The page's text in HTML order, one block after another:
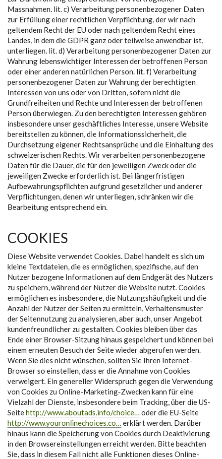
Massnahmen. lit. c) Verarbeitung personenbezogener Daten
zur Erfüllung einer rechtlichen Verpflichtung, der wir nach
geltendem Recht der EU oder nach geltendem Recht eines
Landes, in dem die GDPR ganz oder teilweise anwendbar ist,
unterliegen. lit. d) Verarbeitung personenbezogener Daten zur
Wahrung lebenswichtiger Interessen der betroffenen Person
oder einer anderen natürlichen Person. lit. f) Verarbeitung
personenbezogener Daten zur Wahrung der berechtigten
Interessen von uns oder von Dritten, sofern nicht die
Grundfreiheiten und Rechte und Interessen der betroffenen
Person überwiegen. Zu den berechtigten Interessen gehören
insbesondere unser geschäftliches Interesse, unsere Website
bereitstellen zu können, die Informationssicherheit, die
Durchsetzung eigener Rechtsansprüche und die Einhaltung des
schweizerischen Rechts. Wir verarbeiten personenbezogene
Daten für die Dauer, die für den jeweiligen Zweck oder die
jeweiligen Zwecke erforderlich ist. Bei längerfristigen
Aufbewahrungspflichten aufgrund gesetzlicher und anderer
Verpflichtungen, denen wir unterliegen, schränken wir die
Bearbeitung entsprechend ein.
COOKIES
Diese Website verwendet Cookies. Dabei handelt es sich um
kleine Textdateien, die es ermöglichen, spezifische, auf den
Nutzer bezogene Informationen auf dem Endgerät des Nutzers
zu speichern, während der Nutzer die Website nutzt. Cookies
ermöglichen es insbesondere, die Nutzungshäufigkeit und die
Anzahl der Nutzer der Seiten zu ermitteln, Verhaltensmuster
der Seitennutzung zu analysieren, aber auch, unser Angebot
kundenfreundlicher zu gestalten. Cookies bleiben über das
Ende einer Browser-Sitzung hinaus gespeichert und können bei
einem erneuten Besuch der Seite wieder abgerufen werden.
Wenn Sie dies nicht wünschen, sollten Sie Ihren Internet-
Browser so einstellen, dass er die Annahme von Cookies
verweigert. Ein genereller Widerspruch gegen die Verwendung
von Cookies zu Online-Marketing-Zwecken kann für eine
Vielzahl der Dienste, insbesondere beim Tracking, über die US-
Seitehttp://www.aboutads.info/choice… oder die EU-Seite
http://www.youronlinechoices.co… erklärt werden. Darüber
hinaus kann die Speicherung von Cookies durch Deaktivierung
in den Browsereinstellungen erreicht werden. Bitte beachten
Sie, dass in diesem Fall nicht alle Funktionen dieses Online-